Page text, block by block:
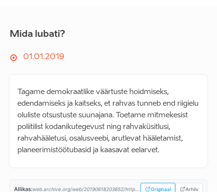
Mida lubati?
01.01.2019
Tagame demokraatlike väärtuste hoidmiseks,
edendamiseks ja kaitseks, et rahvas tunneb end riigielu
oluliste otsustuste suunajana. Toetame mitmekesist
poliitilist kodanikutegevust ning rahvaküsitlusi,
rahvahääletusi, osalusveebi, arutlevat hääletamist,
planeerimistöötubasid ja kaasavat eelarvet.
Allikas: Originaal Arhiiv